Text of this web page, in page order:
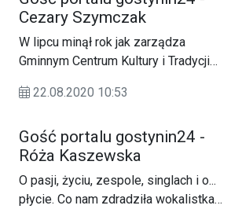
Trocha, prezes Fundacji Dla Zwierząt
Animal G(h)ost rozmawiała Sylwia
Jabłońska.
Cezary Szymczak
W lipcu minął rok jak zarządza
Gminnym Centrum Kultury i Tradycji
zbliżającym się plenerze malarskim i
Lucieniu rozmawiamy z dyrektorem
Cezarym Szymczakiem.&nbsp;
22.08.2020 10:53
Gość portalu gostynin24 -
Róża Kaszewska
O pasji, życiu, zespole, singlach i o...
płycie. Co nam zdradziła wokalistka